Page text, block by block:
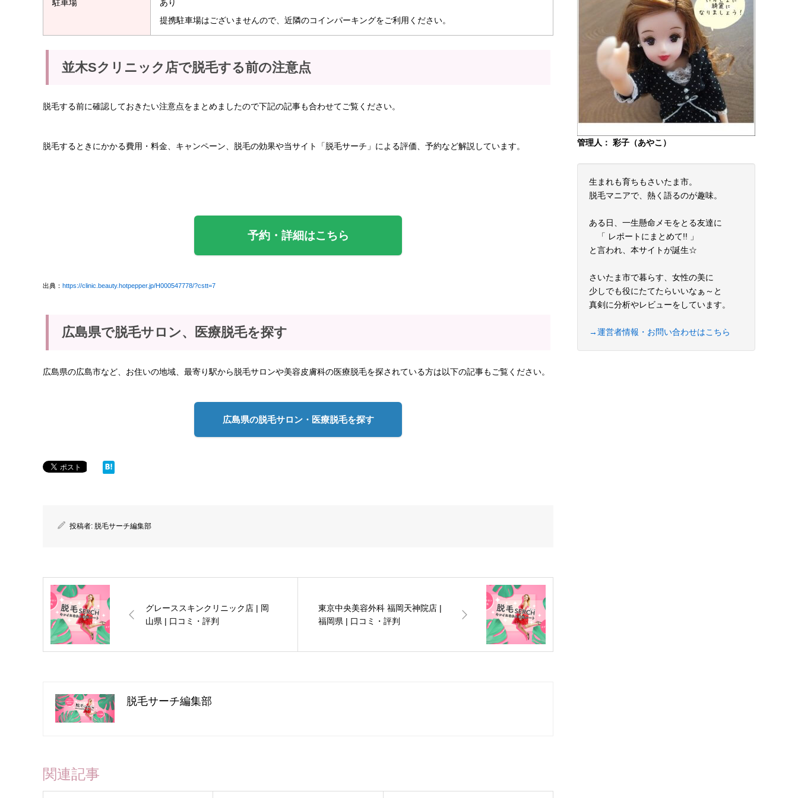
駐車場
あり
提携駐車場はございませんので、近隣のコインパーキングをご利用ください。
並木Sクリニック店で脱毛する前の注意点
脱毛する前に確認しておきたい注意点をまとめましたので下記の記事も合わせてご覧ください。
脱毛するときにかかる費用・料金、キャンペーン、脱毛の効果や当サイト「脱毛サーチ」による評価、予約など解説しています。
予約・詳細はこちら
出典： https://clinic.beauty.hotpepper.jp/H000547778/?cstt=7
広島県で脱毛サロン、医療脱毛を探す
広島県の広島市など、お住いの地域、最寄り駅から脱毛サロンや美容皮膚科の医療脱毛を探されている方は以下の記事もご覧ください。
広島県の脱毛サロン・医療脱毛を探す
投稿者: 脱毛サーチ編集部
グレーススキンクリニック店 | 岡
山県 | 口コミ・評判
東京中央美容外科 福岡天神院店 |
福岡県 | 口コミ・評判
脱毛サーチ編集部
関連記事
管理人： 彩子（あやこ）
生まれも育ちもさいたま市。
脱毛マニアで、熱く語るのが趣味。
ある日、一生懸命メモをとる友達に
「 レポートにまとめて!! 」
と言われ、本サイトが誕生☆
さいたま市で暮らす、女性の美に
少しでも役にたてたらいいなぁ～と
真剣に分析やレビューをしています。
→運営者情報・お問い合わせはこちら